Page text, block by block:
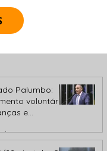
Palumbo:
voluntário
e
de
é “salvar vidas”